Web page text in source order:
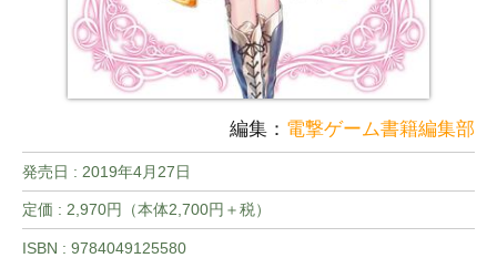
編集： 電撃ゲーム書籍編集部
発売日 : 2019年4月27日
定価 : 2,970円（本体2,700円＋税）
ISBN : 9784049125580